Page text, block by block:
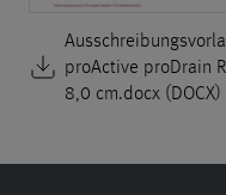
proActive proDrain
8,0 cm.docx (DOCX)